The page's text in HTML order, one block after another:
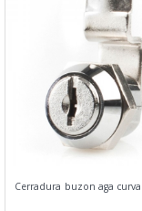
Cerradura buzon aga